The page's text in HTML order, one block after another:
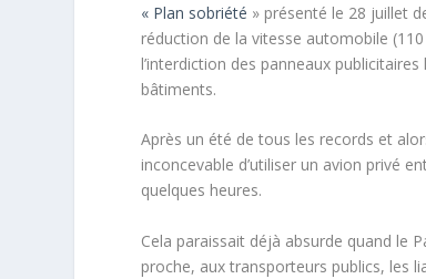
« Plan sobriété » présenté le 28 juillet
réduction de la vitesse automobile
l’interdiction des panneaux
bâtiments.
Après un été de tous les records et
inconcevable d’utiliser un avion privé
quelques heures.
Cela paraissait déjà absurde quand le
proche, aux transporteurs publics, les